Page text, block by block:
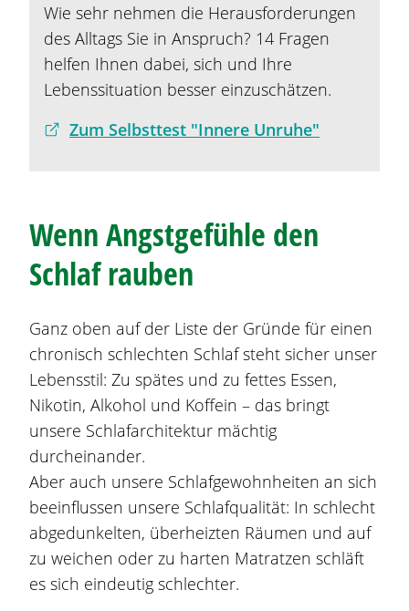
Wie sehr nehmen die Herausforderungen
des Alltags Sie in Anspruch? 14 Fragen
helfen Ihnen dabei, sich und Ihre
Lebenssituation besser einzuschätzen.
Zum Selbsttest "Innere Unruhe"
Wenn Angstgefühle den
Schlaf rauben
Ganz oben auf der Liste der Gründe für einen
chronisch schlechten Schlaf steht sicher unser
Lebensstil: Zu spätes und zu fettes Essen,
Nikotin, Alkohol und Koffein – das bringt
unsere Schlafarchitektur mächtig
durcheinander.
Aber auch unsere Schlafgewohnheiten an sich
beeinflussen unsere Schlafqualität: In schlecht
abgedunkelten, überheizten Räumen und auf
zu weichen oder zu harten Matratzen schläft
es sich eindeutig schlechter.